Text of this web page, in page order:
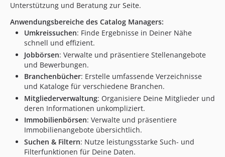
3.4.11
3.4.10
3.4.9
3.4.8
3.4.7
3.4.6
3.4.5
3.4.4
3.4.3
3.4.2
3.4.1
3.4.0
Unterstützung und Beratung zur Seite.
Anwendungsbereiche des Catalog Managers:
Umkreissuchen: Finde Ergebnisse in Deiner Nähe
schnell und effizient.
Jobbörsen: Verwalte und präsentiere Stellenangebote
und Bewerbungen.
Branchenbücher: Erstelle umfassende Verzeichnisse
und Kataloge für verschiedene Branchen.
Mitgliederverwaltung: Organisiere Deine Mitglieder und
deren Informationen unkompliziert.
Immobilienbörsen: Verwalte und präsentiere
Immobilienangebote übersichtlich.
Suchen & Filtern: Nutze leistungsstarke Such- und
Filterfunktionen für Deine Daten.